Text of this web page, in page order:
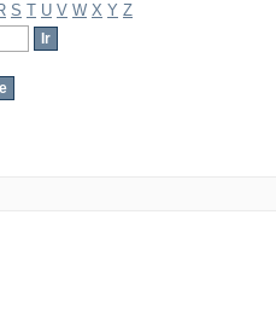
S T U V W X Y Z